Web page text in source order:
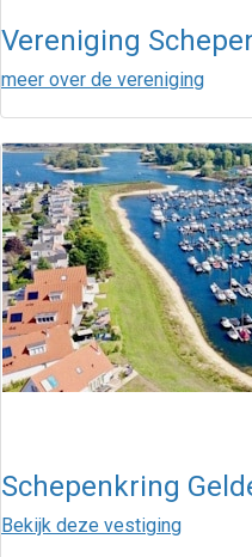
Vereniging
meer over de vereniging
Schepenkring
Bekijk deze vestiging